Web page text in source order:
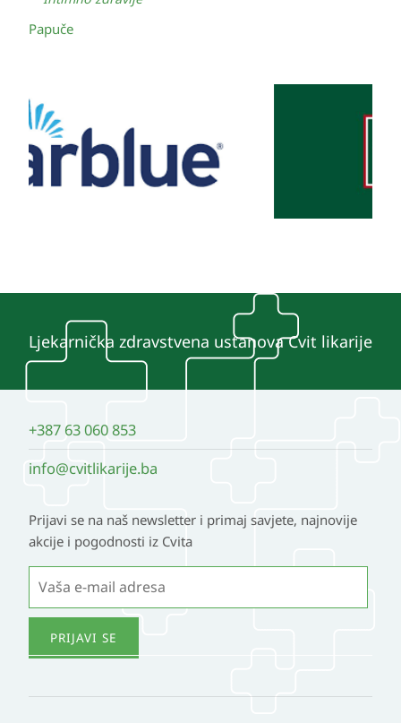
Papuče
Ljekarnička zdravstvena ustanova Cvit likarije
+387 63 060 853
info@cvitlikarije.ba
Prijavi se na naš newsletter i primaj savjete, najnovije
akcije i pogodnosti iz Cvita